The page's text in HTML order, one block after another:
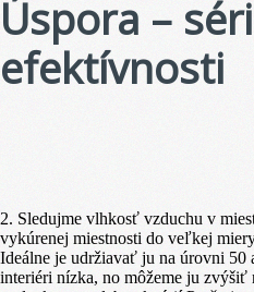
Úspora –
efektívnosti
2. Sledujme vlhkosť vzduchu v
vykúrenej miestnosti do veľkej
Ideálne je udržiavať ju na úrovni
interiéri nízka, no môžeme ju zvýšiť